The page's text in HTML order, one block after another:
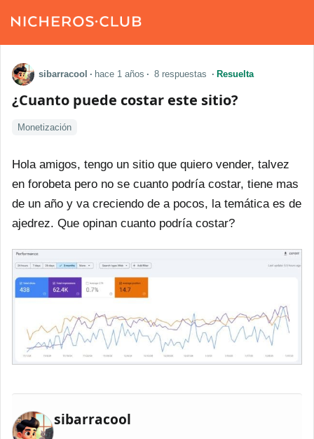
sibarracool · hace 1 años · 8 respuestas · Resuelta
¿Cuanto puede costar este sitio?
Monetización
Hola amigos, tengo un sitio que quiero vender, talvez
en forobeta pero no se cuanto podría costar, tiene mas
de un año y va creciendo de a pocos, la temática es de
ajedrez. Que opinan cuanto podría costar?
sibarracool